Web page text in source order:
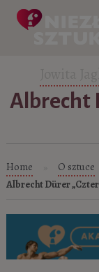
Albrecht
Home O sztuce
Albrecht Dürer